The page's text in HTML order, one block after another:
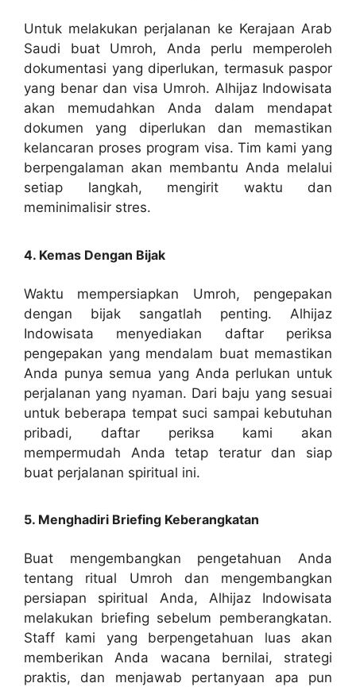
Untuk melakukan perjalanan ke Kerajaan Arab
Saudi buat Umroh, Anda perlu memperoleh
dokumentasi yang diperlukan, termasuk paspor
yang benar dan visa Umroh. Alhijaz Indowisata
akan memudahkan Anda dalam mendapat
dokumen yang diperlukan dan memastikan
kelancaran proses program visa. Tim kami yang
berpengalaman akan membantu Anda melalui
setiap langkah, mengirit waktu dan
meminimalisir stres.
4. Kemas Dengan Bijak
Waktu mempersiapkan Umroh, pengepakan
dengan bijak sangatlah penting. Alhijaz
Indowisata menyediakan daftar periksa
pengepakan yang mendalam buat memastikan
Anda punya semua yang Anda perlukan untuk
perjalanan yang nyaman. Dari baju yang sesuai
untuk beberapa tempat suci sampai kebutuhan
pribadi, daftar periksa kami akan
mempermudah Anda tetap teratur dan siap
buat perjalanan spiritual ini.
5. Menghadiri Briefing Keberangkatan
Buat mengembangkan pengetahuan Anda
tentang ritual Umroh dan mengembangkan
persiapan spiritual Anda, Alhijaz Indowisata
melakukan briefing sebelum pemberangkatan.
Staff kami yang berpengetahuan luas akan
memberikan Anda wacana bernilai, strategi
praktis, dan menjawab pertanyaan apa pun